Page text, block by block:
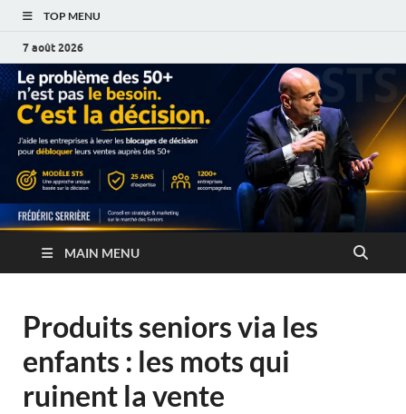
TOP MENU
7 août 2026
MAIN MENU
Produits seniors via les
enfants : les mots qui
ruinent la vente